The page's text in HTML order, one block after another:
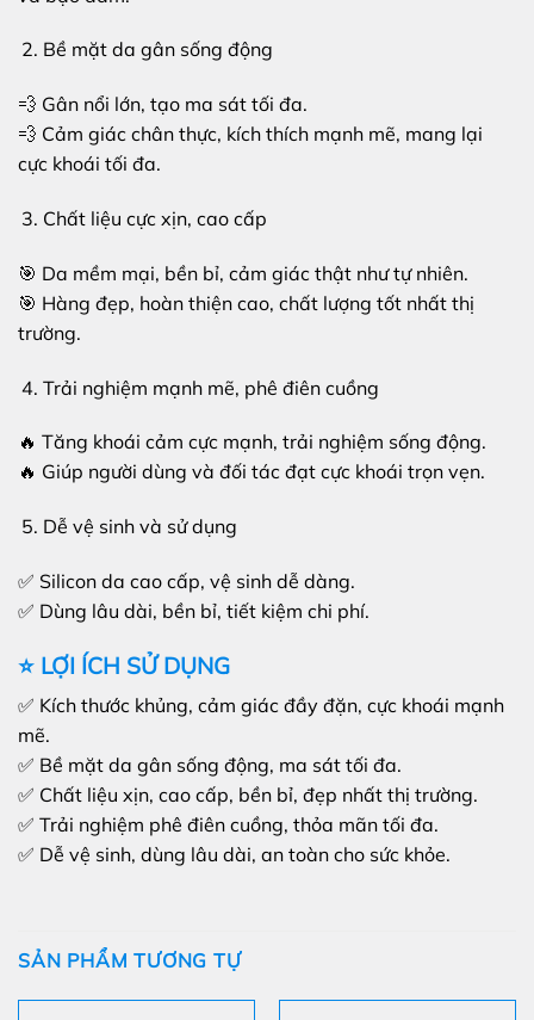
Bề mặt da gân sống động
💨 Gân nổi lớn, tạo ma sát tối đa.
💨 Cảm giác chân thực, kích thích mạnh mẽ, mang lại
cực khoái tối đa.
Chất liệu cực xịn, cao cấp
🎯 Da mềm mại, bền bỉ, cảm giác thật như tự nhiên.
🎯 Hàng đẹp, hoàn thiện cao, chất lượng tốt nhất thị
trường.
Trải nghiệm mạnh mẽ, phê điên cuồng
🔥 Tăng khoái cảm cực mạnh, trải nghiệm sống động.
🔥 Giúp người dùng và đối tác đạt cực khoái trọn vẹn.
Dễ vệ sinh và sử dụng
✅ Silicon da cao cấp, vệ sinh dễ dàng.
✅ Dùng lâu dài, bền bỉ, tiết kiệm chi phí.
⭐ LỢI ÍCH SỬ DỤNG
✅ Kích thước khủng, cảm giác đầy đặn, cực khoái mạnh
mẽ.
✅ Bề mặt da gân sống động, ma sát tối đa.
✅ Chất liệu xịn, cao cấp, bền bỉ, đẹp nhất thị trường.
✅ Trải nghiệm phê điên cuồng, thỏa mãn tối đa.
✅ Dễ vệ sinh, dùng lâu dài, an toàn cho sức khỏe.
SẢN PHẨM TƯƠNG TỰ